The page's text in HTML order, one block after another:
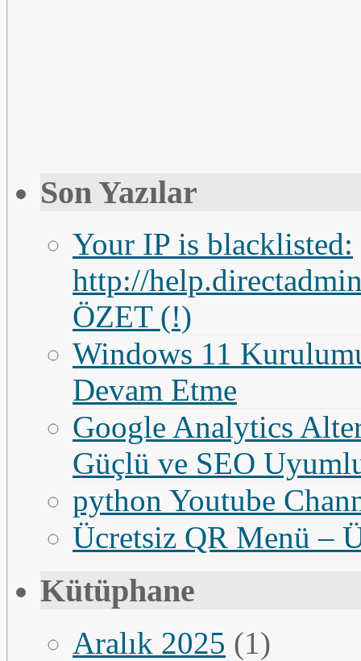
Son Yazılar
Your IP is blacklisted:
http://
ÖZET (!)
Windows 11
Devam Etme
Google Analytics
Güçlü ve SEO
python Youtube
Ücretsiz QR Menü –
Kütüphane
Aralık 2025 (1)